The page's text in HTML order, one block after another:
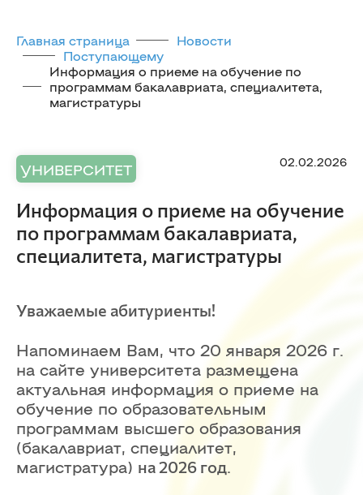
Главная страница
Новости
Поступающему
Информация о приеме на обучение по
программам бакалавриата, специалитета,
магистратуры
УНИВЕРСИТЕТ 02.02.2026
Информация о приеме на обучение
по программам бакалавриата,
специалитета, магистратуры
Уважаемые абитуриенты!
Напоминаем Вам, что 20 января 2026 г.
на сайте университета размещена
актуальная информация о приеме на
обучение по образовательным
программам высшего образования
(бакалавриат, специалитет,
магистратура) на 2026 год